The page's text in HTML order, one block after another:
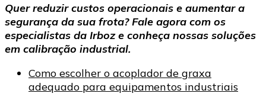
Quer reduzir custos operacionais e aumentar a
segurança da sua frota? Fale agora com os
especialistas da Irboz e conheça nossas soluções
em calibração industrial.
Como escolher o acoplador de graxa
adequado para equipamentos industriais